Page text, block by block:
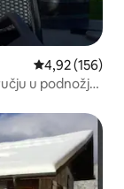
Prosječna
4,92 (156)
u podnožju